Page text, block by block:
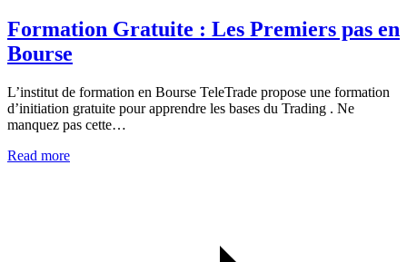
Formation Gratuite : Les Premiers pas en
Bourse
L’institut de formation en Bourse TeleTrade propose une formation
d’initiation gratuite pour apprendre les bases du Trading . Ne
manquez pas cette…
Read more